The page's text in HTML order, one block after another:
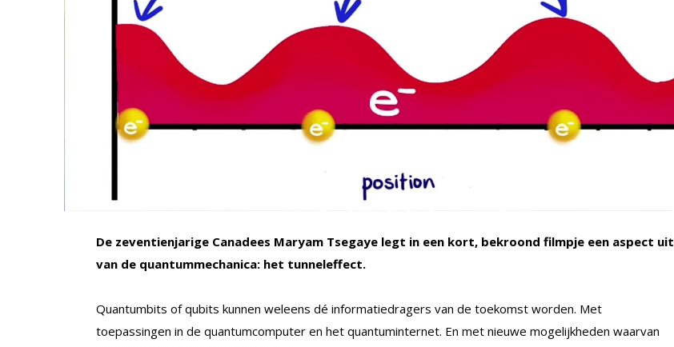
De zeventienjarige Canadees Maryam Tsegaye legt in een kort, bekroond filmpje een aspect uit
van de quantummechanica: het tunneleffect.
Quantumbits of qubits kunnen weleens dé informatiedragers van de toekomst worden. Met
toepassingen in de quantumcomputer en het quantuminternet. En met nieuwe mogelijkheden waarvan